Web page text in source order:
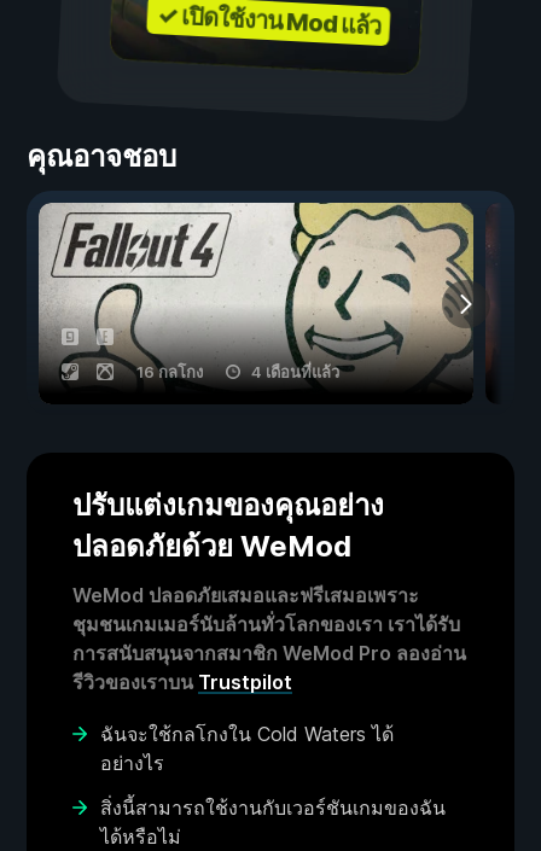
✓ เปิดใช้งาน Mod แล้ว
คุณอาจชอบ
16 กลโกง 4 เดือนที่แล้ว
ปรับแต่งเกมของคุณอย่าง
ปลอดภัยด้วย WeMod
WeMod ปลอดภัยเสมอและฟรีเสมอเพราะ
ชุมชนเกมเมอร์นับล้านทั่วโลกของเรา เราได้รับ
การสนับสนุนจากสมาชิก WeMod Pro ลองอ่าน
รีวิวของเราบน Trustpilot
ฉันจะใช้กลโกงใน Cold Waters ได้
อย่างไร
สิ่งนี้สามารถใช้งานกับเวอร์ชันเกมของฉัน
ได้หรือไม่